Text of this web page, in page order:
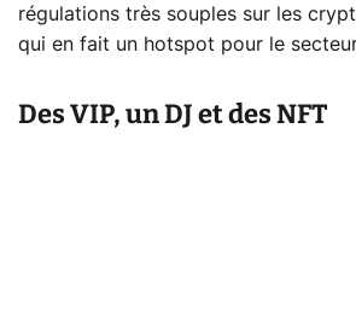
régulations très souples sur les
qui en fait un hotspot pour le
Des VIP, un DJ et des NFT